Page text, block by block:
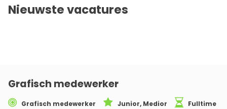
Nieuwste vacatures
Grafisch medewerker
Grafisch medewerker Junior, Medior Fulltime